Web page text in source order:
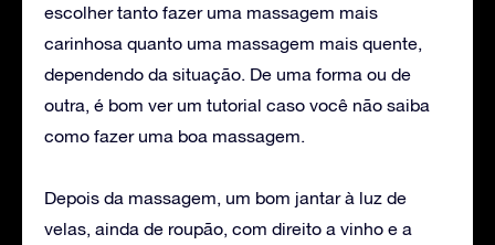
escolher tanto fazer uma massagem mais
carinhosa quanto uma massagem mais quente,
dependendo da situação. De uma forma ou de
outra, é bom ver um tutorial caso você não saiba
como fazer uma boa massagem.
Depois da massagem, um bom jantar à luz de
velas, ainda de roupão, com direito a vinho e a